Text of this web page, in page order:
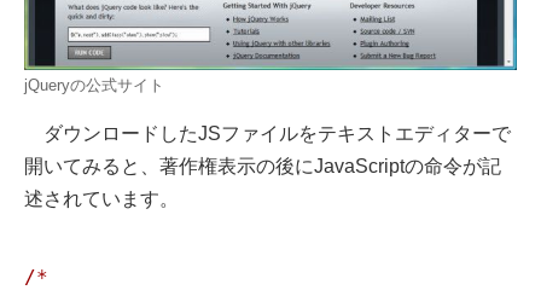
jQueryの公式サイト
ダウンロードしたJSファイルをテキストエディターで
開いてみると、著作権表示の後にJavaScriptの命令が記
述されています。
/*